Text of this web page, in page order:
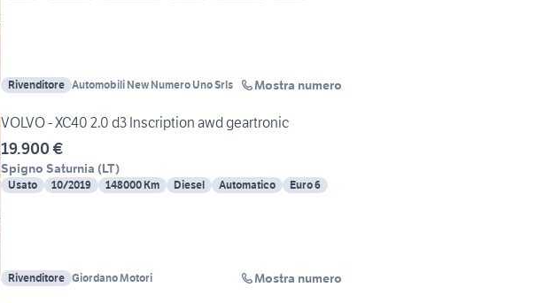
Rivenditore Automobili New Numero Uno Srls Mostra numero
VOLVO - XC40 2.0 d3 Inscription awd geartronic
19.900 €
Spigno Saturnia (LT)
Usato 10/2019 148000 Km Diesel Automatico Euro 6
Rivenditore Giordano Motori Mostra numero